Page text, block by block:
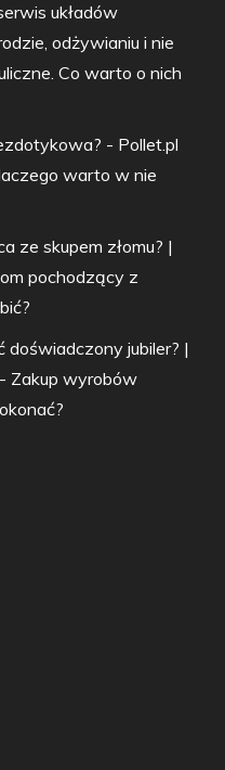
układów
odżywianiu i nie
Co warto o nich
- Pollet.pl
warto w nie
ze skupem złomu? |
pochodzący z
doświadczony jubiler? |
- Zakup wyrobów